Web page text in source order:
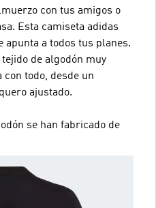
con tus amigos o
Esta camiseta adidas
apunta a todos tus planes.
de algodón muy
con todo, desde un
ajustado.
se han fabricado de